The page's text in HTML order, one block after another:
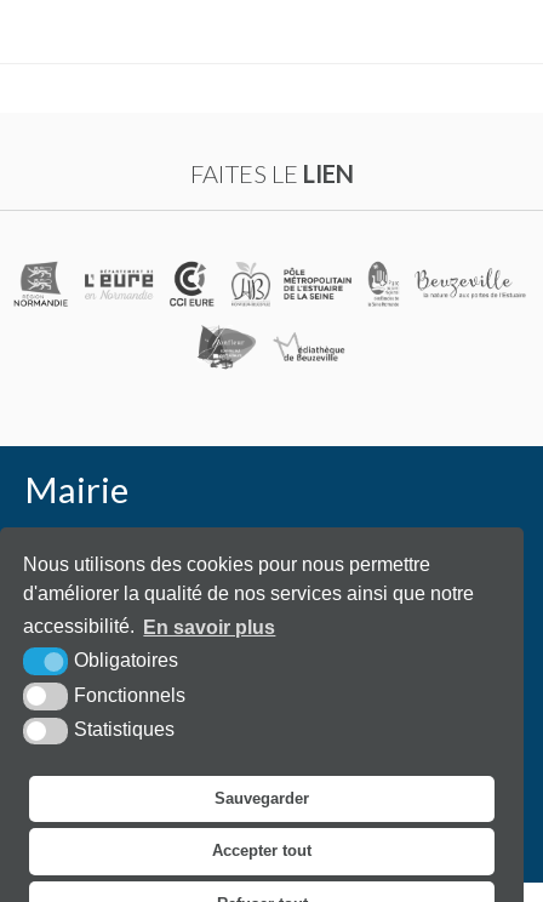
Nous utilisons des cookies pour nous permettre
d'améliorer la qualité de nos services ainsi que notre
accessibilité.
En savoir plus
Obligatoires
Fonctionnels
Statistiques
Sauvegarder
Accepter tout
FAITES LE LIEN
Mairie
Place Général de Gaulle - 27210 Beuzeville
02 32 57 70 40
La Mairie est ouverte du lundi au vendredi de 9h à 12h et de